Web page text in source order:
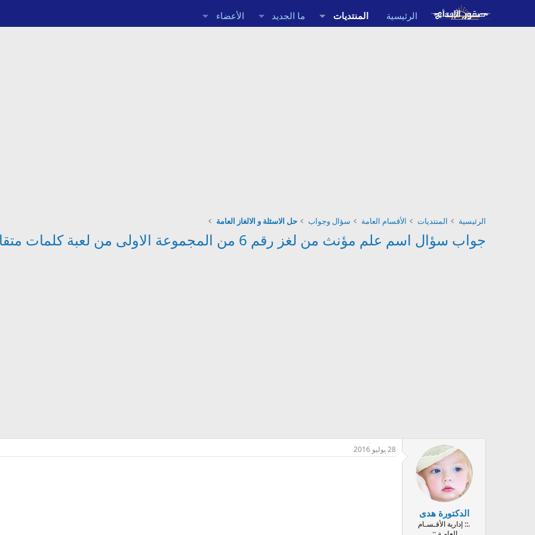
الرئيسية المنتديات ما الجديد الأعضاء
الرئيسية المنتديات الأقسام العامة سؤال وجواب حل الاسئلة و الالغاز العامة
جواب سؤال اسم علم مؤنث من لغز رقم 6 من المجموعة الاولى من لعبة كلمات متقاطعة
الدكتورة هدى
.:: إدارية الأقـسـام
28 يوليو 2016